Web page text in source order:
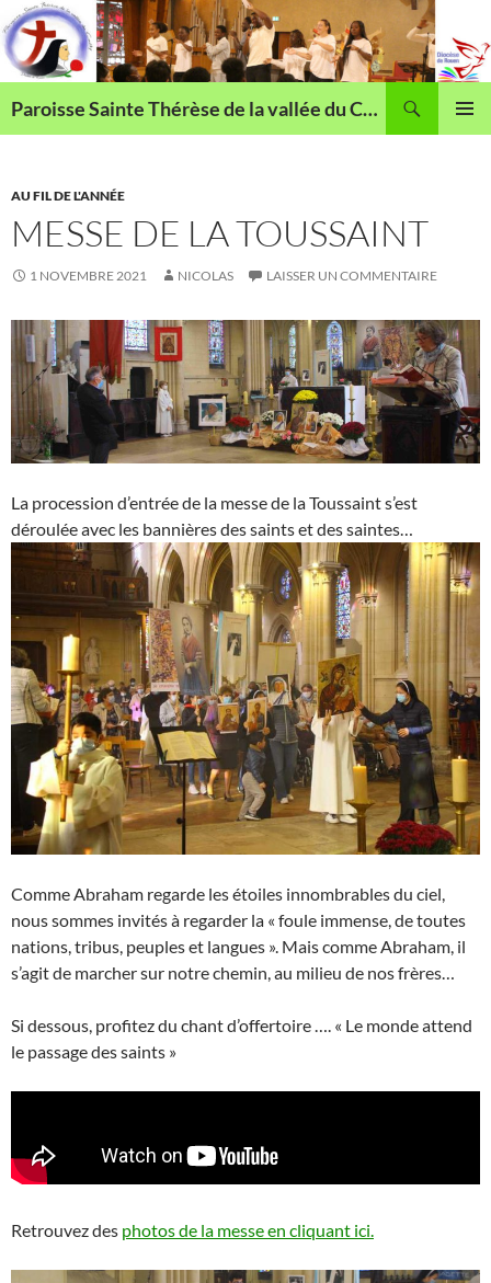
Aller
au
contenu
Paroisse Sainte Thérèse de la vallée du Cailly
AU FIL DE L'ANNÉE
MESSE DE LA TOUSSAINT
1 NOVEMBRE 2021 NICOLAS LAISSER UN COMMENTAIRE
La procession d’entrée de la messe de la Toussaint s’est
déroulée avec les bannières des saints et des saintes…
Comme Abraham regarde les étoiles innombrables du ciel,
nous sommes invités à regarder la « foule immense, de toutes
nations, tribus, peuples et langues ». Mais comme Abraham, il
s’agit de marcher sur notre chemin, au milieu de nos frères…
Si dessous, profitez du chant d’offertoire …. « Le monde attend
le passage des saints »
Retrouvez des photos de la messe en cliquant ici.